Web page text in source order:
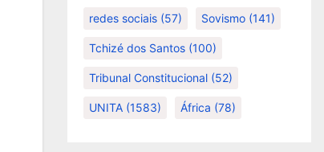
redes sociais (57) Sovismo (141)
Tchizé dos Santos (100)
Tribunal Constitucional (52)
UNITA (1583) África (78)